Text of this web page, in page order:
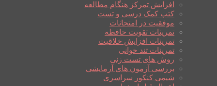
افزایش تمرکز هنگام مطالعه
کتب کمک درسی و تست
موفقیت در امتحانات
تمرینات تقویت حافظه
تمرینات افزایش خلاقیت
تمرینات تند خوانی
روش های تست زنی
بررسی آزمون های آزمایشی
شیمی کنکور سراسری